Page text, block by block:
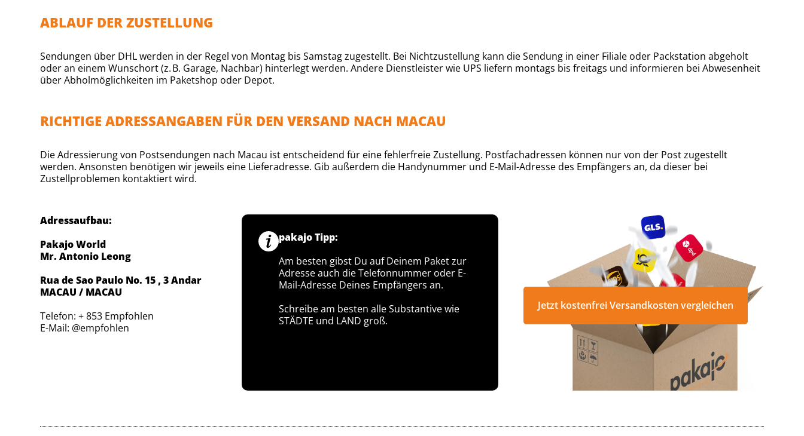
ABLAUF DER ZUSTELLUNG
Sendungen über DHL werden in der Regel von Montag bis Samstag zugestellt. Bei Nichtzustellung kann die Sendung in einer Filiale oder Packstation abgeholt
oder an einem Wunschort (z. B. Garage, Nachbar) hinterlegt werden. Andere Dienstleister wie UPS liefern montags bis freitags und informieren bei Abwesenheit
über Abholmöglichkeiten im Paketshop oder Depot.
RICHTIGE ADRESSANGABEN FÜR DEN VERSAND NACH MACAU
Die Adressierung von Postsendungen nach Macau ist entscheidend für eine fehlerfreie Zustellung. Postfachadressen können nur von der Post zugestellt
werden. Ansonsten benötigen wir jeweils eine Lieferadresse. Gib außerdem die Handynummer und E-Mail-Adresse des Empfängers an, da dieser bei
Zustellproblemen kontaktiert wird.
Adressaufbau:
Pakajo World
Mr. Antonio Leong
Rua de Sao Paulo No. 15 , 3 Andar
MACAU / MACAU
Telefon: + 853 Empfohlen
E-Mail: @empfohlen
pakajo Tipp:
Am besten gibst Du auf Deinem Paket zur
Adresse auch die Telefonnummer oder E-
Mail-Adresse Deines Empfängers an.
Schreibe am besten alle Substantive wie
STÄDTE und LAND groß.
Jetzt kostenfrei Versandkosten vergleichen